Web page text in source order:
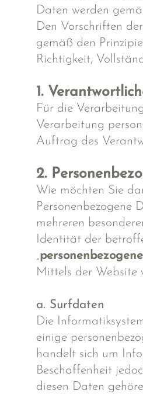
Daten werden
Den Vorschriften
gemäß den
Richtigkeit,
1.
Für die
Verarbeitung
Auftrag des
2.
Wie möchten Sie
Personenbezogene
mehreren
Identität der
„
Mittels der Website
a. Surfdaten
Die
einige
handelt sich um
Beschaffenheit
diesen Daten